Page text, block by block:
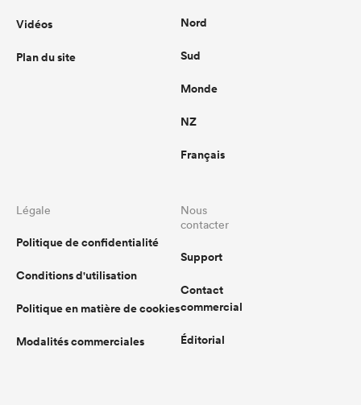
Vidéos
Plan du site
Nord
Sud
Monde
NZ
Français
Légale
Politique de confidentialité
Conditions d'utilisation
Politique en matière de cookies
Modalités commerciales
Nous
contacter
Support
Contact
commercial
Éditorial